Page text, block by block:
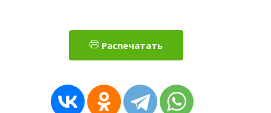
Распечатать